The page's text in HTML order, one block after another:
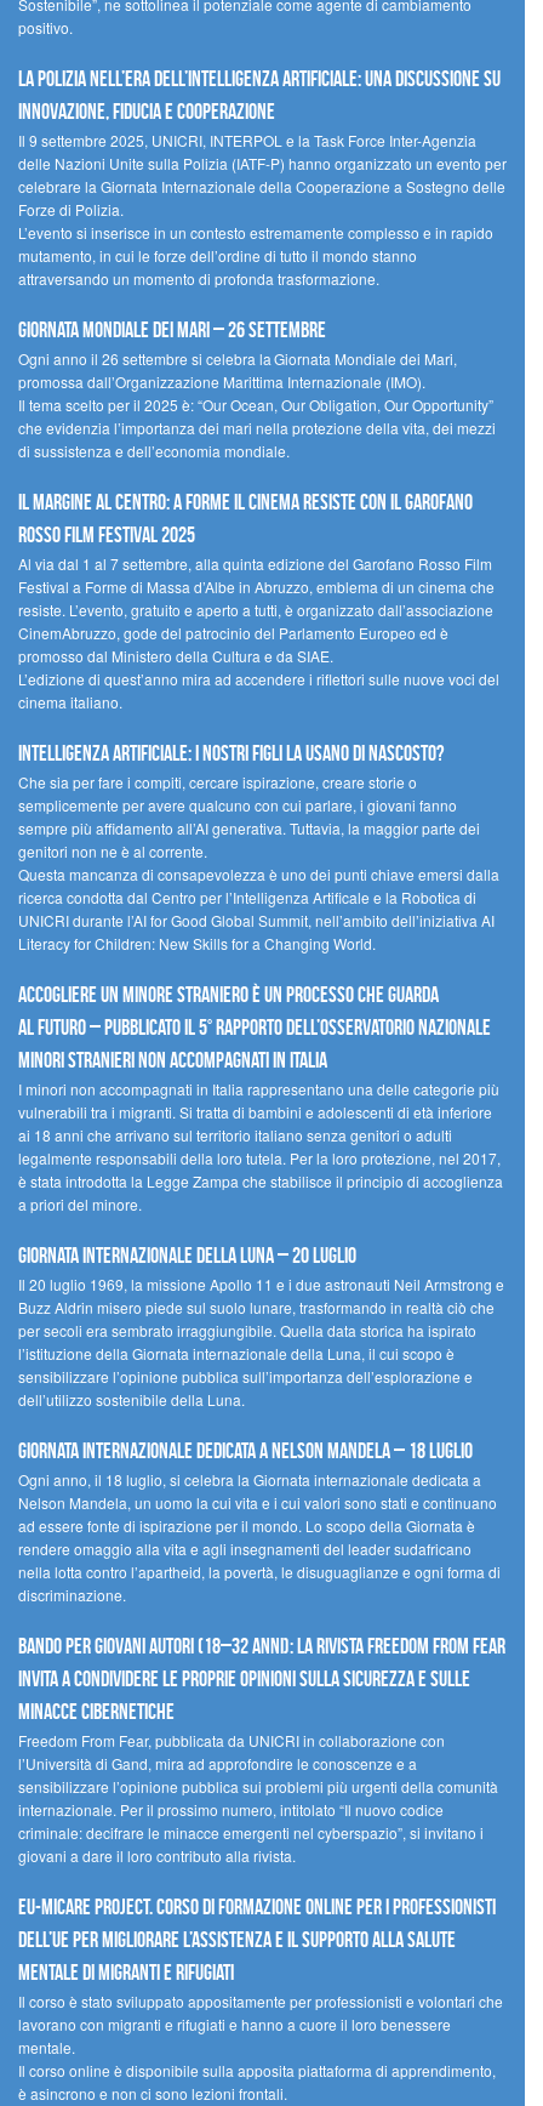
Sostenibile”, ne sottolinea il potenziale come agente di cambiamento
positivo.
La polizia nell’era dell’Intelligenza Artificiale: una discussione su
innovazione, fiducia e cooperazione
Il 9 settembre 2025, UNICRI, INTERPOL e la Task Force Inter-Agenzia
delle Nazioni Unite sulla Polizia (IATF-P) hanno organizzato un evento per
celebrare la Giornata Internazionale della Cooperazione a Sostegno delle
Forze di Polizia.
L’evento si inserisce in un contesto estremamente complesso e in rapido
mutamento, in cui le forze dell’ordine di tutto il mondo stanno
attraversando un momento di profonda trasformazione.
Giornata Mondiale dei Mari – 26 settembre
Ogni anno il 26 settembre si celebra la Giornata Mondiale dei Mari,
promossa dall’Organizzazione Marittima Internazionale (IMO).
Il tema scelto per il 2025 è: “Our Ocean, Our Obligation, Our Opportunity”
che evidenzia l’importanza dei mari nella protezione della vita, dei mezzi
di sussistenza e dell’economia mondiale.
Il margine al centro: a Forme il cinema resiste con il Garofano
Rosso Film Festival 2025
Al via dal 1 al 7 settembre, alla quinta edizione del Garofano Rosso Film
Festival a Forme di Massa d’Albe in Abruzzo, emblema di un cinema che
resiste. L’evento, gratuito e aperto a tutti, è organizzato dall’associazione
CinemAbruzzo, gode del patrocinio del Parlamento Europeo ed è
promosso dal Ministero della Cultura e da SIAE.
L’edizione di quest’anno mira ad accendere i riflettori sulle nuove voci del
cinema italiano.
Intelligenza artificiale: i nostri figli la usano di nascosto?
Che sia per fare i compiti, cercare ispirazione, creare storie o
semplicemente per avere qualcuno con cui parlare, i giovani fanno
sempre più affidamento all’AI generativa. Tuttavia, la maggior parte dei
genitori non ne è al corrente.
Questa mancanza di consapevolezza è uno dei punti chiave emersi dalla
ricerca condotta dal Centro per l’Intelligenza Artificale e la Robotica di
UNICRI durante l’AI for Good Global Summit, nell’ambito dell’iniziativa AI
Literacy for Children: New Skills for a Changing World.
Accogliere un minore straniero è un processo che guarda
al futuro – Pubblicato il 5° rapporto dell’Osservatorio Nazionale
Minori Stranieri Non Accompagnati in Italia
I minori non accompagnati in Italia rappresentano una delle categorie più
vulnerabili tra i migranti. Si tratta di bambini e adolescenti di età inferiore
ai 18 anni che arrivano sul territorio italiano senza genitori o adulti
legalmente responsabili della loro tutela. Per la loro protezione, nel 2017,
è stata introdotta la Legge Zampa che stabilisce il principio di accoglienza
a priori del minore.
Giornata Internazionale della Luna – 20 luglio
Il 20 luglio 1969, la missione Apollo 11 e i due astronauti Neil Armstrong e
Buzz Aldrin misero piede sul suolo lunare, trasformando in realtà ciò che
per secoli era sembrato irraggiungibile. Quella data storica ha ispirato
l’istituzione della Giornata internazionale della Luna, il cui scopo è
sensibilizzare l’opinione pubblica sull’importanza dell’esplorazione e
dell’utilizzo sostenibile della Luna.
Giornata internazionale dedicata a Nelson Mandela – 18 luglio
Ogni anno, il 18 luglio, si celebra la Giornata internazionale dedicata a
Nelson Mandela, un uomo la cui vita e i cui valori sono stati e continuano
ad essere fonte di ispirazione per il mondo. Lo scopo della Giornata è
rendere omaggio alla vita e agli insegnamenti del leader sudafricano
nella lotta contro l’apartheid, la povertà, le disuguaglianze e ogni forma di
discriminazione.
Bando per giovani autori (18–32 anni): la Rivista Freedom From Fear
invita a condividere le proprie opinioni sulla sicurezza e sulle
minacce cibernetiche
Freedom From Fear, pubblicata da UNICRI in collaborazione con
l’Università di Gand, mira ad approfondire le conoscenze e a
sensibilizzare l’opinione pubblica sui problemi più urgenti della comunità
internazionale. Per il prossimo numero, intitolato “Il nuovo codice
criminale: decifrare le minacce emergenti nel cyberspazio”, si invitano i
giovani a dare il loro contributo alla rivista.
EU-MiCare Project. Corso di formazione online per i professionisti
dell’UE per migliorare l’assistenza e il supporto alla salute
mentale di migranti e rifugiati
Il corso è stato sviluppato appositamente per professionisti e volontari che
lavorano con migranti e rifugiati e hanno a cuore il loro benessere
mentale.
Il corso online è disponibile sulla apposita piattaforma di apprendimento,
è asincrono e non ci sono lezioni frontali.